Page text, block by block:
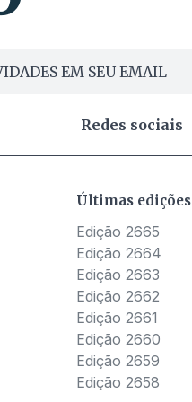
EM SEU EMAIL
Redes sociais
Últimas edições
Edição 2665
Edição 2664
Edição 2663
Edição 2662
Edição 2661
Edição 2660
Edição 2659
Edição 2658